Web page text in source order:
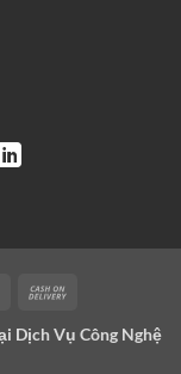
MasterCard
Delivery
Dịch Vụ Công Nghệ